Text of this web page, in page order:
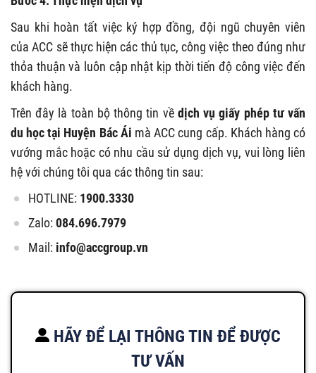
Sau khi hoàn tất việc ký hợp đồng, đội ngũ chuyên viên
của ACC sẽ thực hiện các thủ tục, công việc theo đúng như
thỏa thuận và luôn cập nhật kịp thời tiến độ công việc đến
khách hàng.
Trên đây là toàn bộ thông tin về dịch vụ giấy phép tư vấn
du học tại Huyện Bác Ái mà ACC cung cấp. Khách hàng có
vướng mắc hoặc có nhu cầu sử dụng dịch vụ, vui lòng liên
hệ với chúng tôi qua các thông tin sau:
HOTLINE: 1900.3330
Zalo:084.696.7979
Mail: info@accgroup.vn
HÃY ĐỂ LẠI THÔNG TIN ĐỂ ĐƯỢC
TƯ VẤN